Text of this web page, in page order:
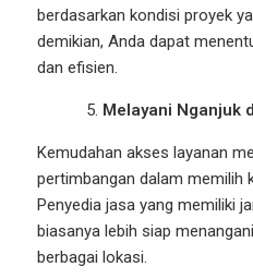
berdasarkan kondisi proyek
demikian, Anda dapat
dan efisien.
Melayani Nganjuk
Kemudahan akses layanan
pertimbangan dalam memilih
Penyedia jasa yang memiliki
biasanya lebih siap
berbagai lokasi.